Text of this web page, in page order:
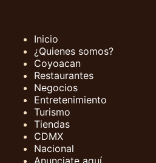
Inicio
¿Quienes somos?
Coyoacan
Restaurantes
Negocios
Entretenimiento
Turismo
Tiendas
CDMX
Nacional
Anunciate aquí